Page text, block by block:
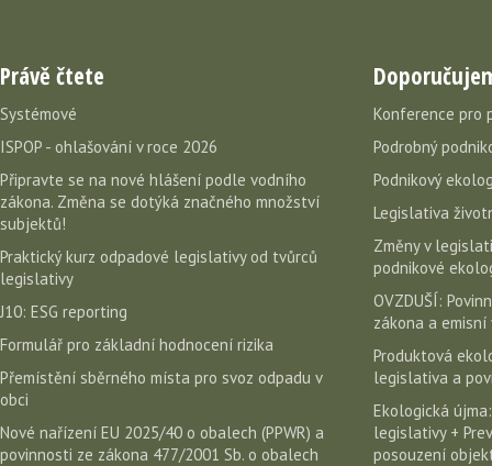
Právě čtete
Systémové
ISPOP - ohlašování v roce 2026
Připravte se na nové hlášení podle vodního
zákona. Změna se dotýká značného množství
subjektů!
Praktický kurz odpadové legislativy od tvůrců
legislativy
J10: ESG reporting
Formulář pro základní hodnocení rizika
Přemístění sběrného místa pro svoz odpadu v
obci
Nové nařízení EU 2025/40 o obalech (PPWR) a
povinnosti ze zákona 477/2001 Sb. o obalech
Konference pro
Podrobný
Podnikový
Legislativa
Změny v
podnikové
OVZDUŠÍ:
zákona a emisní
Produktová
legislativa a
Ekologická
legislativy +
posouzení